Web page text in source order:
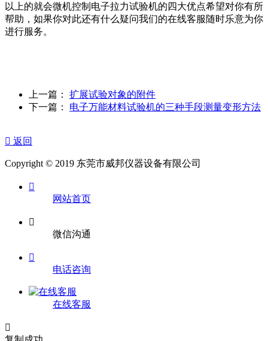
以上的就会微机控制电子拉力试验机的四大优点希望对你有所
帮助，如果你对此还有什么疑问我们的在线客服随时乐意为你
进行服务。
上一篇： 扩展试验对象的附件
下一篇： 电子万能材料试验机的三种手段测量变形方法
 返回
Copyright © 2019 东莞市威邦仪器设备有限公司

网站首页

微信沟通

电话咨询
在线客服
